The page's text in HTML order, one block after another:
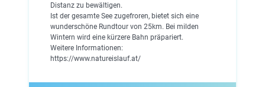
Distanz zu bewältigen.
Ist der gesamte See zugefroren, bietet sich eine
wunderschöne Rundtour von 25km. Bei milden
Wintern wird eine kürzere Bahn präpariert.
Weitere Informationen:
https://www.natureislauf.at/